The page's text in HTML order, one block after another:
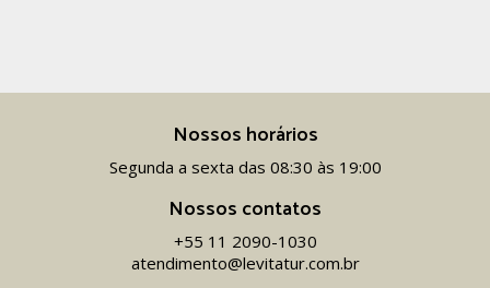
Nossos horários
Segunda a sexta das 08:30 às 19:00
Nossos contatos
+55 11 2090-1030
atendimento@levitatur.com.br